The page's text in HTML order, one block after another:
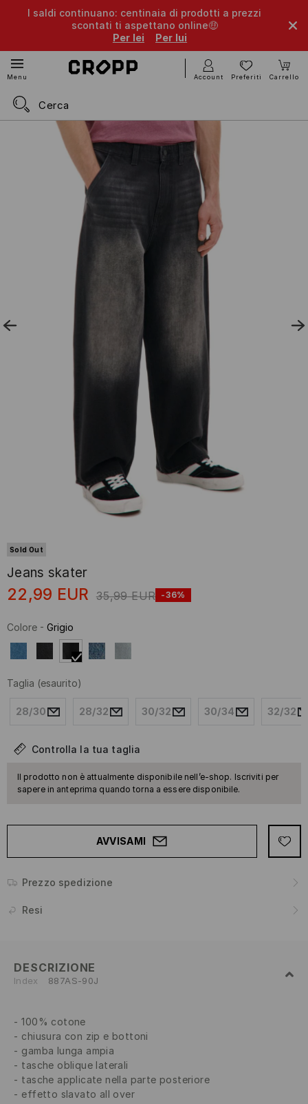
I saldi continuano: centinaia di prodotti a prezzi
scontati ti aspettano online🤑
Per lei
Per lui
Menu Account Preferiti Carrello
Sold Out
Jeans skater
22,99 EUR 35,99 EUR -36%
Colore - Grigio
Taglia (esaurito)
28/30 28/32 30/32 30/34 32/32
Controlla la tua taglia
Il prodotto non è attualmente disponibile nell’e-shop. Iscriviti per
sapere in anteprima quando torna a essere disponibile.
AVVISAMI
Prezzo spedizione
Resi
DESCRIZIONE
Index 887AS-90J
100% cotone
chiusura con zip e bottoni
gamba lunga ampia
tasche oblique laterali
tasche applicate nella parte posteriore
effetto slavato all over